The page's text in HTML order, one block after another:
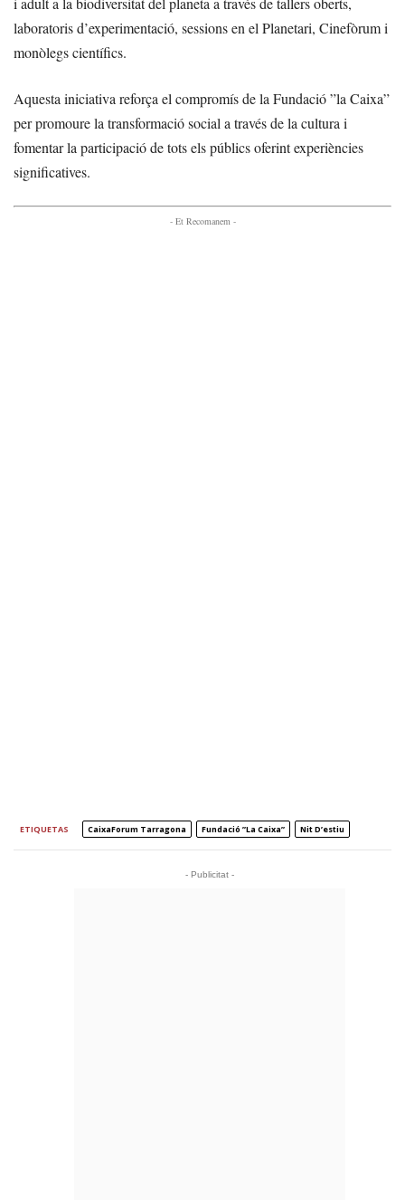
laboratoris d’experimentació, sessions en el Planetari, Cinefòrum i
monòlegs científics.
Aquesta iniciativa reforça el compromís de la Fundació ”la Caixa”
per promoure la transformació social a través de la cultura i
fomentar la participació de tots els públics oferint experiències
significatives.
- Et Recomanem -
ETIQUETAS CaixaForum Tarragona Fundació ”la Caixa” Nit D’estiu
- Publicitat -